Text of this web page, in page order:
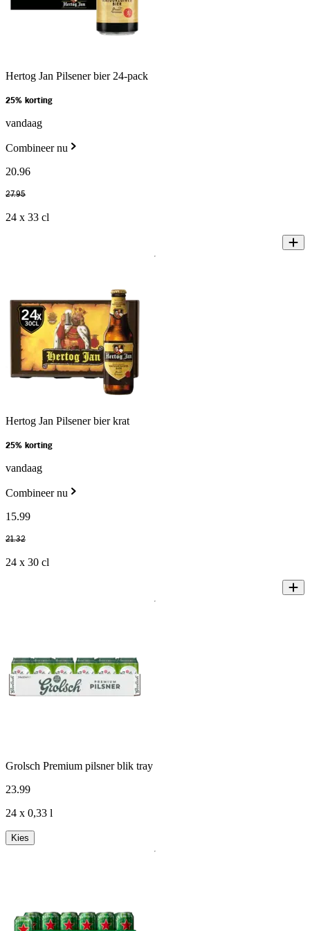
Hertog Jan Pilsener bier 24-pack
25% korting
vandaag
Combineer nu
20.96
27.95
24 x 33 cl
Hertog Jan Pilsener bier krat
25% korting
vandaag
Combineer nu
15.99
21.32
24 x 30 cl
Grolsch Premium pilsner blik tray
23.99
24 x 0,33 l
Kies